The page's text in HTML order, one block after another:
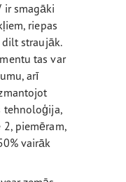
ir smagāki
riepas
straujāk.
tas var
arī
tehnoloģija,
2, piemēram,
vairāk